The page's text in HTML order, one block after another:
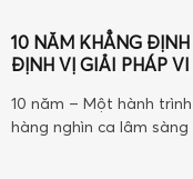
10 NĂM KHẲNG ĐỊNH
ĐỊNH VỊ GIẢI PHÁP
10 năm – Một hành
hàng nghìn ca lâm